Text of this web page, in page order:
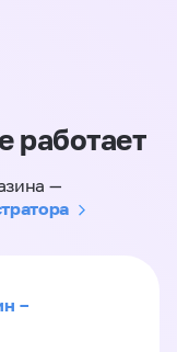
работает
—
–